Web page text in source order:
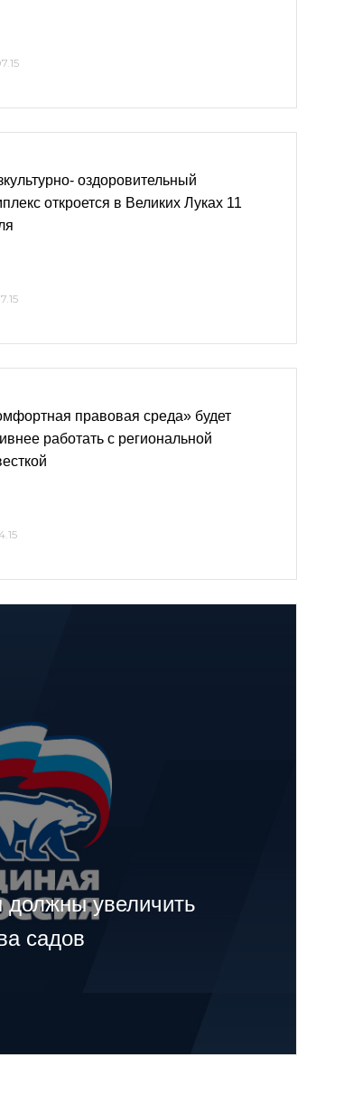
оздоровительный
откроется в Великих Луках 11
правовая среда» будет
работать с региональной
увеличить
садов